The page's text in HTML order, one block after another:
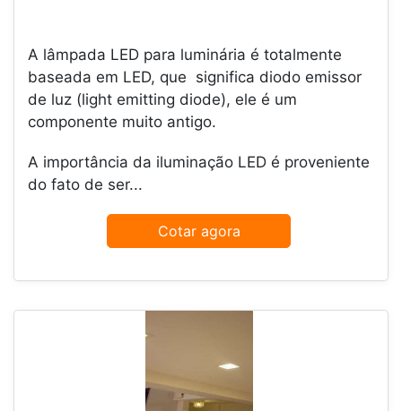
A lâmpada LED para luminária é totalmente
baseada em LED, que significa diodo emissor
de luz (light emitting diode), ele é um
componente muito antigo.
A importância da iluminação LED é proveniente
do fato de ser...
Cotar agora